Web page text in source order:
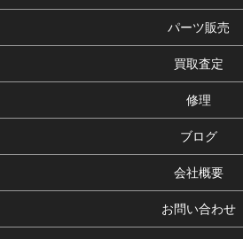
パーツ販売
買取査定
修理
ブログ
会社概要
お問い合わせ